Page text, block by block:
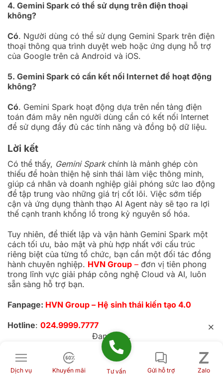
4. Gemini Spark có thể sử dụng trên điện thoại
không?
Có. Người dùng có thể sử dụng Gemini Spark trên điện
thoại thông qua trình duyệt web hoặc ứng dụng hỗ trợ
của Google trên cả Android và iOS.
5. Gemini Spark có cần kết nối Internet để hoạt động
không?
Có. Gemini Spark hoạt động dựa trên nền tảng điện
toán đám mây nên người dùng cần có kết nối Internet
để sử dụng đầy đủ các tính năng và đồng bộ dữ liệu.
Lời kết
Có thể thấy, Gemini Sparkchính là mảnh ghép còn
thiếu để hoàn thiện hệ sinh thái làm việc thông minh,
giúp cá nhân và doanh nghiệp giải phóng sức lao động
để tập trung vào những giá trị cốt lõi. Việc sớm tiếp
cận và ứng dụng thành thạo AI Agent này sẽ tạo ra lợi
thế cạnh tranh khổng lồ trong kỷ nguyên số hóa.
Tuy nhiên, để thiết lập và vận hành Gemini Spark một
cách tối ưu, bảo mật và phù hợp nhất với cấu trúc
riêng biệt của từng tổ chức, bạn cần một đối tác đồng
hành chuyên nghiệp. HVN Group – đơn vị tiên phong
trong lĩnh vực giải pháp công nghệ Cloud và AI, luôn
sẵn sàng hỗ trợ bạn.
Fanpage: HVN Group – Hệ sinh thái kiến tạo 4.0
Hotline: 024.9999.7777
5/5 - (1 đánh giá)
Dịch vụ Khuyến mãi Tư vấn Gửi hỗ trợ Zalo
Đang tải...